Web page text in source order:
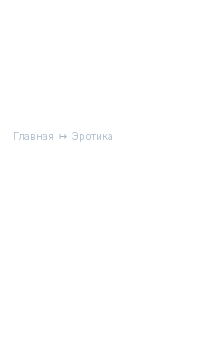
Главная Эротика